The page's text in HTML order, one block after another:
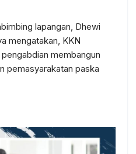
lapangan, Dhewi
mengatakan, KKN
membangun
pemasyarakatan paska